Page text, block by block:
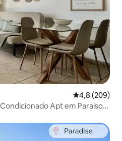
4,8 de uma
4,8 (209)
Apt em Paraiso